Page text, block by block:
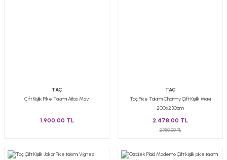
TAÇ
Çift Kişilik Pike Takımı Atlas Mavi
1.900,00 TL
TAÇ
Taç Pike Takımı Charmy Çift Kişilik Mavi
200x230cm
2.478,00 TL
2.950,00 TL